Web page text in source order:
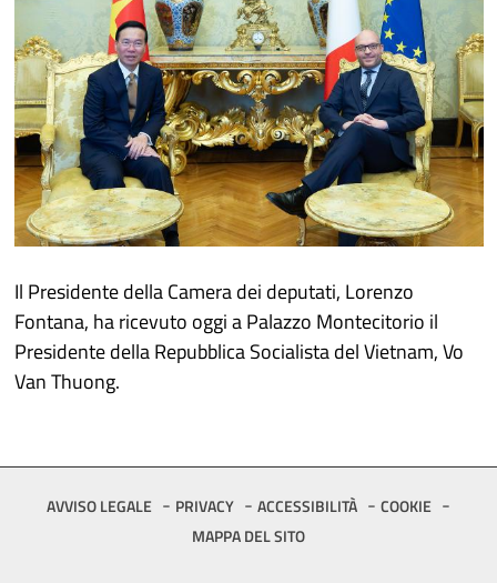
Il Presidente della Camera dei deputati, Lorenzo
Fontana, ha ricevuto oggi a Palazzo Montecitorio il
Presidente della Repubblica Socialista del Vietnam, Vo
Van Thuong.
FooterAVVISO LEGALE PRIVACY ACCESSIBILITÀ
COOKIE
MAPPA DEL SITO